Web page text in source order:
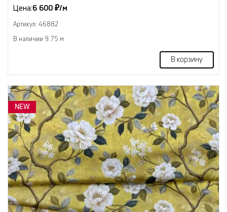
Цена:6 600 ₽/м
Артикул: 46882
В наличии 9.75 м
В корзину
NEW